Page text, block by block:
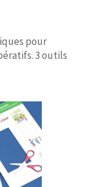
pour
3 outils